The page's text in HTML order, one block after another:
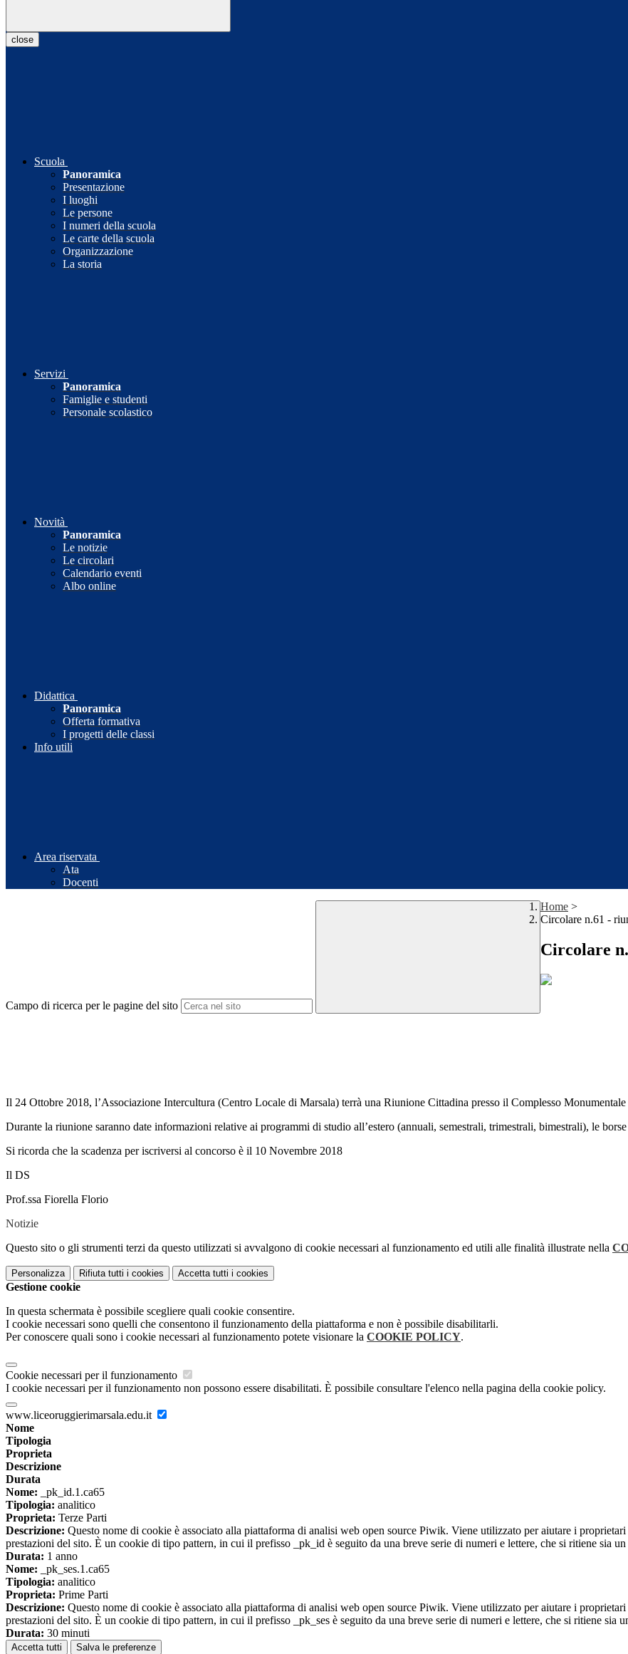
close
Scuola
Panoramica
Presentazione
I luoghi
Le persone
I numeri della scuola
Le carte della scuola
Organizzazione
La storia
Servizi
Panoramica
Famiglie e studenti
Personale scolastico
Novità
Panoramica
Le notizie
Le circolari
Calendario eventi
Albo online
Didattica
Panoramica
Offerta formativa
I progetti delle classi
Info utili
Area riservata
Ata
Docenti
Campo di ricerca per le pagine del sito
Home >
Circolare n.61 -
Circolare
Il 24 Ottobre 2018, l’Associazione Intercultura (Centro Locale di Marsala) terrà una Riunione Cittadina presso il Complesso
Durante la riunione saranno date informazioni relative ai programmi di studio all’estero (annuali, semestrali, trimestrali, bimestrali), le
Si ricorda che la scadenza per iscriversi al concorso è il 10 Novembre 2018
Il DS
Prof.ssa Fiorella Florio
Notizie
Questo sito o gli strumenti terzi da questo utilizzati si avvalgono di cookie necessari al funzionamento ed utili alle finalità illustrate nella
Personalizza Rifiuta tutti i cookies Accetta tutti i cookies
Gestione cookie
In questa schermata è possibile scegliere quali cookie consentire.
I cookie necessari sono quelli che consentono il funzionamento della piattaforma e non è possibile disabilitarli.
Per conoscere quali sono i cookie necessari al funzionamento potete visionare la COOKIE POLICY.
Cookie necessari per il funzionamento
I cookie necessari per il funzionamento non possono essere disabilitati. È possibile consultare l'elenco nella pagina della cookie policy.
www.liceoruggierimarsala.edu.it
Nome
Tipologia
Proprieta
Descrizione
Durata
Nome: _pk_id.1.ca65
Tipologia: analitico
Proprieta: Terze Parti
Descrizione: Questo nome di cookie è associato alla piattaforma di analisi web open source Piwik. Viene utilizzato per aiutare i
prestazioni del sito. È un cookie di tipo pattern, in cui il prefisso _pk_id è seguito da una breve serie di numeri e lettere, che si ritiene sia
Durata: 1 anno
Nome: _pk_ses.1.ca65
Tipologia: analitico
Proprieta: Prime Parti
Descrizione: Questo nome di cookie è associato alla piattaforma di analisi web open source Piwik. Viene utilizzato per aiutare i
prestazioni del sito. È un cookie di tipo pattern, in cui il prefisso _pk_ses è seguito da una breve serie di numeri e lettere, che si ritiene
Durata: 30 minuti
Accetta tutti Salva le preferenze